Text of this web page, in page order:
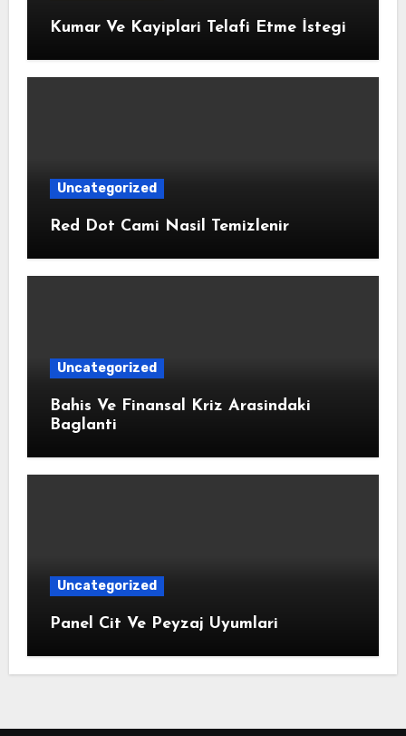
Kumar Ve Kayiplari Telafi Etme İstegi
Uncategorized
Red Dot Cami Nasil Temizlenir
Uncategorized
Bahis Ve Finansal Kriz Arasindaki
Baglanti
Uncategorized
Panel Cit Ve Peyzaj Uyumlari